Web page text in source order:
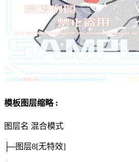
模板图层缩略 :
图层名 混合模式
├─图层8[无特效]